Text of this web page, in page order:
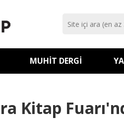
MUHIT DERGI
Kitap